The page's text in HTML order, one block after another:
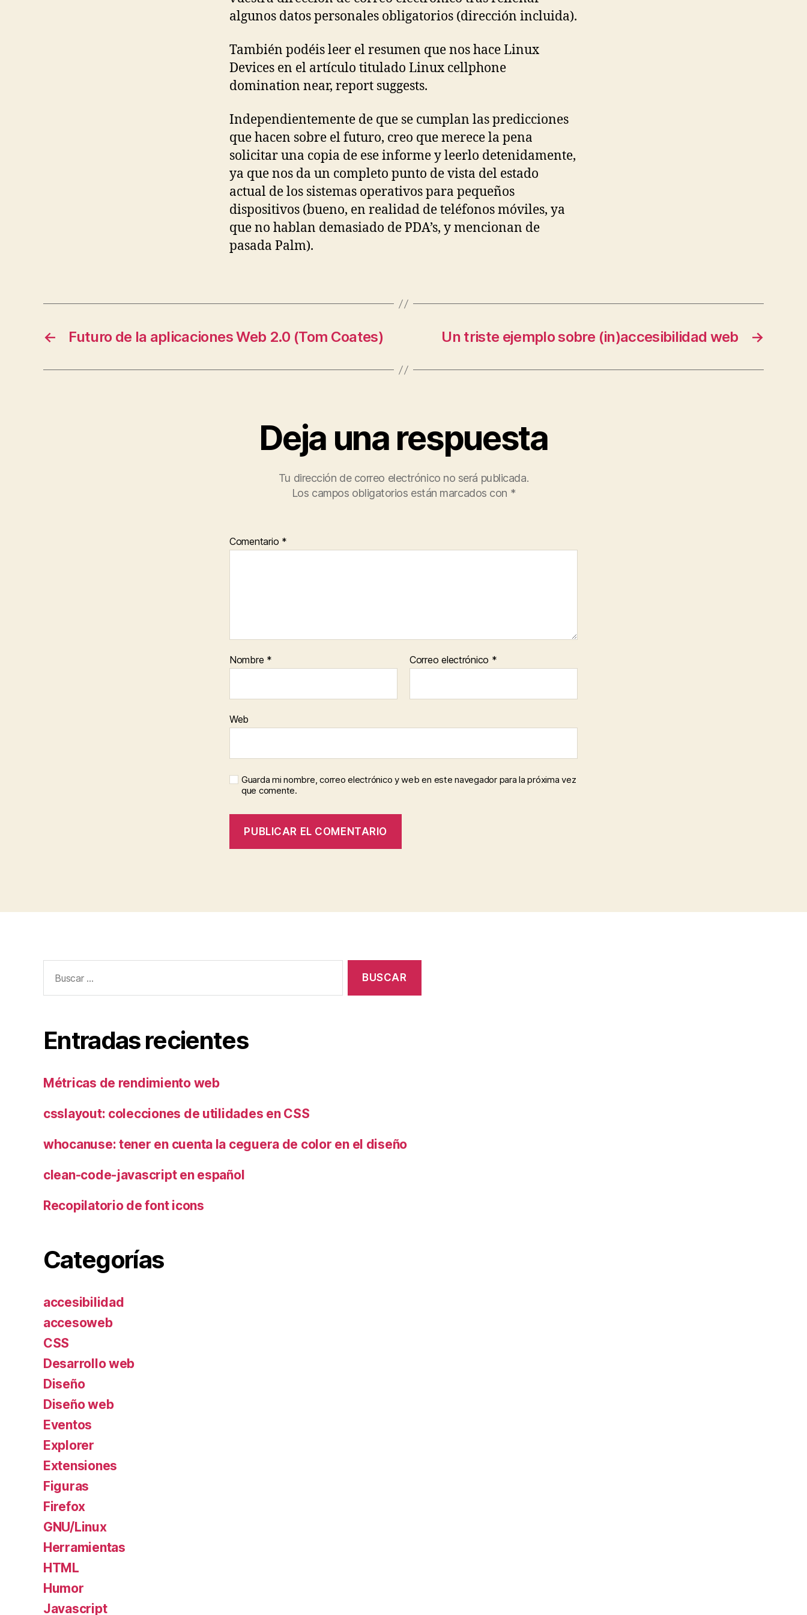
algunos datos personales obligatorios (dirección incluida).
También podéis leer el resumen que nos hace Linux
Devices en el artículo titulado Linux cellphone
domination near, report suggests.
Independientemente de que se cumplan las predicciones
que hacen sobre el futuro, creo que merece la pena
solicitar una copia de ese informe y leerlo detenidamente,
ya que nos da un completo punto de vista del estado
actual de los sistemas operativos para pequeños
dispositivos (bueno, en realidad de teléfonos móviles, ya
que no hablan demasiado de PDA’s, y mencionan de
pasada Palm).
← Futuro de la aplicaciones Web 2.0 (Tom Coates) →
Un triste ejemplo sobre (in)accesibilidad web
Deja una respuesta
Tu dirección de correo electrónico no será publicada.
Los campos obligatorios están marcados con *
Comentario *
Nombre * Correo electrónico *
Web
Guarda mi nombre, correo electrónico y web en este navegador para la próxima vez
que comente.
Entradas recientes
Métricas de rendimiento web
csslayout: colecciones de utilidades en CSS
whocanuse: tener en cuenta la ceguera de color en el diseño
clean-code-javascript en español
Recopilatorio de font icons
Categorías
accesibilidad
accesoweb
CSS
Desarrollo web
Diseño
Diseño web
Eventos
Explorer
Extensiones
Figuras
Firefox
GNU/Linux
Herramientas
HTML
Humor
Javascript